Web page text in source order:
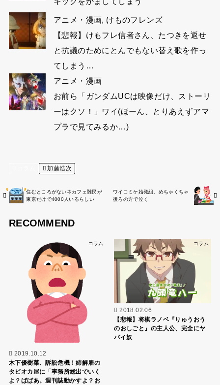
アニメ・漫画, けものフレンズ
【悲報】けもフレ信者さん、たつきを返せ
と抗議のためにとんでもない替え歌を作っ
てしまう…
アニメ・漫画
お前ら「ガンダムUCは映像だけ、ストーリ
ーはクソ！」ワイ(ほーん、とりあえずアマ
プラで見てみるか…)
加藤浩次
住むところがないネカフェ難民が
東京だけで4000人いるらしい
ワイコミケ始発組、めちゃくちゃ
後ろの方で泣く
RECOMMEND
コラム
2019.10.12
木下優樹菜、訴訟危機！姉解雇の
タピオカ屋に「事務所総出でいく
よ？ばばあ。週刊誌動かすよ？お
コラム
2018.02.06
【悲報】将棋ラノベ『りゅうおう
のおしごと』の主人公、完全にヤ
バイ奴